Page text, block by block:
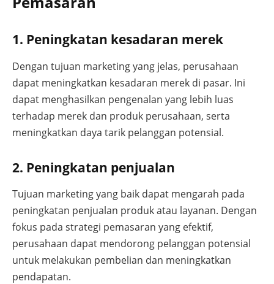
1. Peningkatan kesadaran merek
Dengan tujuan marketing yang jelas, perusahaan
dapat meningkatkan kesadaran merek di pasar. Ini
dapat menghasilkan pengenalan yang lebih luas
terhadap merek dan produk perusahaan, serta
meningkatkan daya tarik pelanggan potensial.
2. Peningkatan penjualan
Tujuan marketing yang baik dapat mengarah pada
peningkatan penjualan produk atau layanan. Dengan
fokus pada strategi pemasaran yang efektif,
perusahaan dapat mendorong pelanggan potensial
untuk melakukan pembelian dan meningkatkan
pendapatan.